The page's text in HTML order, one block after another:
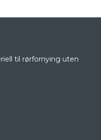
til rørfornying uten